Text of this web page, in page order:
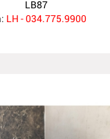
LB87
LH - 034.775.9900